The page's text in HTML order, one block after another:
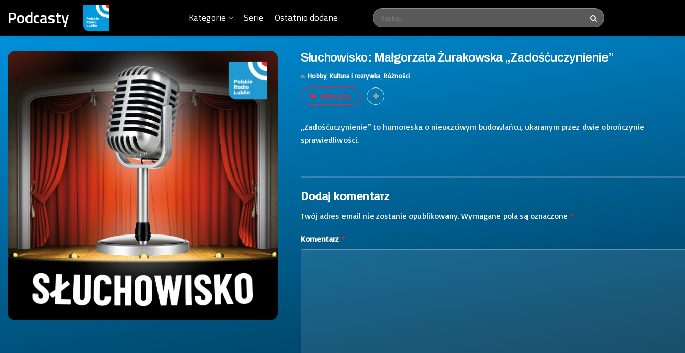
Podcasty Kategorie Serie Ostatnio dodane
Słuchowisko: Małgorzata Żurakowska „Zadośćuczynienie”
w Hobby, Kultura i rozrywka Różności
Odtwarzaj
„Zadośćuczynienie” to humoreska o nieuczciwym budowlańcu, ukaranym przez dwie obrończynie
sprawiedliwości.
Dodaj komentarz
Twój adres email nie zostanie opublikowany. Wymagane pola są oznaczone *
Komentarz *